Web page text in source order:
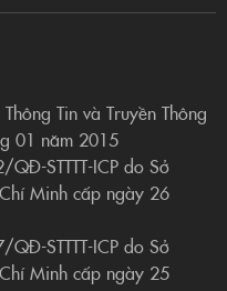
Tin và Truyền Thông
01 năm 2015
STTTT-ICP do Sở
Minh cấp ngày 26
STTTT-ICP do Sở
Minh cấp ngày 25